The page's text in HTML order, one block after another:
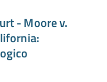
- Moore v.